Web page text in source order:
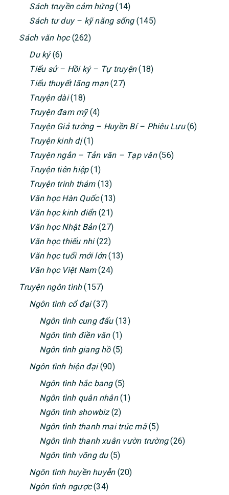
Sách truyền cảm hứng(14)
Sách tư duy – kỹ năng sống(145)
Sách văn học(262)
Du ký(6)
Tiểu sử – Hồi ký – Tự truyện(18)
Tiểu thuyết lãng mạn(27)
Truyện dài(18)
Truyện đam mỹ(4)
Truyện Giả tưởng – Huyền Bí – Phiêu Lưu(6)
Truyện kinh dị(1)
Truyện ngắn – Tản văn – Tạp văn(56)
Truyện tiên hiệp(1)
Truyện trinh thám(13)
Văn học Hàn Quốc(13)
Văn học kinh điển(21)
Văn học Nhật Bản(27)
Văn học thiếu nhi(22)
Văn học tuổi mới lớn(13)
Văn học Việt Nam(24)
Truyện ngôn tình(157)
Ngôn tình cổ đại(37)
Ngôn tình cung đấu(13)
Ngôn tình điền văn(1)
Ngôn tình giang hồ(5)
Ngôn tình hiện đại(90)
Ngôn tình hắc bang(5)
Ngôn tình quân nhân(1)
Ngôn tình showbiz(2)
Ngôn tình thanh mai trúc mã(5)
Ngôn tình thanh xuân vườn trường(26)
Ngôn tình võng du(5)
Ngôn tình huyền huyễn(20)
Ngôn tình ngược(34)